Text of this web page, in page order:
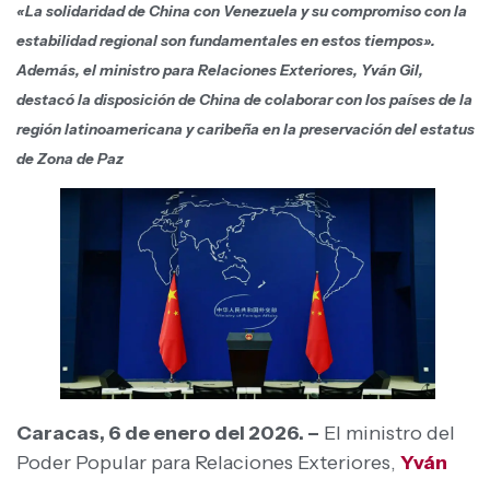
«La solidaridad de China con Venezuela y su compromiso con la
estabilidad regional son fundamentales en estos tiempos».
Además, el ministro para Relaciones Exteriores, Yván Gil,
destacó la disposición de China de colaborar con los países de la
región latinoamericana y caribeña en la preservación del estatus
de Zona de Paz
Caracas, 6 de enero del 2026. – El ministro del
Poder Popular para Relaciones Exteriores, Yván